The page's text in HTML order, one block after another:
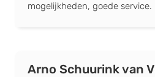
mogelijkheden, goede service.
Arno Schuurink van